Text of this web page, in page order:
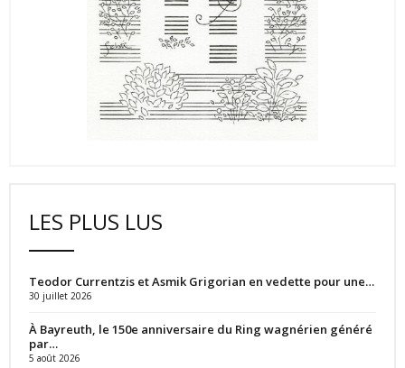
LES PLUS LUS
Teodor Currentzis et Asmik Grigorian en vedette pour une…
30 juillet 2026
À Bayreuth, le 150e anniversaire du Ring wagnérien généré
par…
5 août 2026